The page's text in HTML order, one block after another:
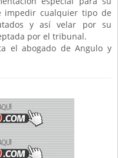
impedir cualquier tipo de
y así velar por su
por el tribunal.
el abogado de Angulo y